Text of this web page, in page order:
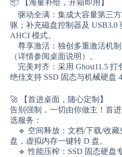
📦 【海量补给，开箱即用】
驱动全满：集成大容量第三
驱；补充磁盘控制器及 USB3.0
AHCI 模式。
尊享激活：独创多重激活机
（详情参阅桌面说明）。
完美对齐：采用 Ghost11.5 打
绝佳支持 SSD 固态与机械硬盘
🚀 【首进桌面，随心定制】
告别强制，一切由你做主！首
选服务：
🔹 空间释放：文档/下载/收藏
盘，虚拟内存一键转 D 盘。
🔹 性能压榨：SSD 固态硬盘